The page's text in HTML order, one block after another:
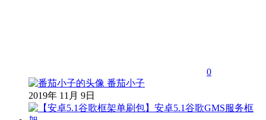
0
番茄小子
2019年 11月 9日